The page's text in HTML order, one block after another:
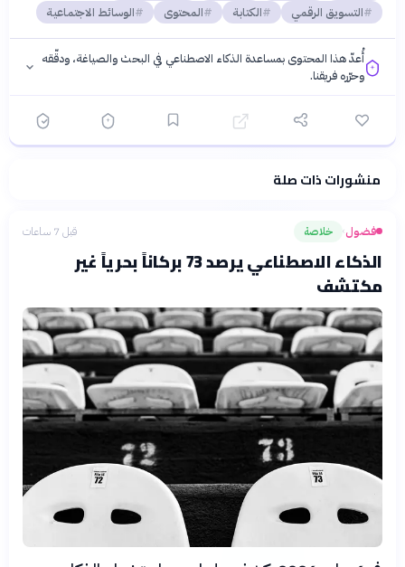
التسويق الرقمي
الكتابة المحتوى الوسائط الاجتماعية
أُعدّ هذا المحتوى بمساعدة الذكاء الاصطناعي في البحث والصياغة، ودقّقه
وحرّره فريقنا.
فلسفتنا المعرفية· سياسة الذكاء الاصطناعيمنشورات ذات صلة
فضول› خلاصة قبل 7 ساعات
الذكاء الاصطناعي يرصد 73 بركاناً بحرياً غير
مكتشف